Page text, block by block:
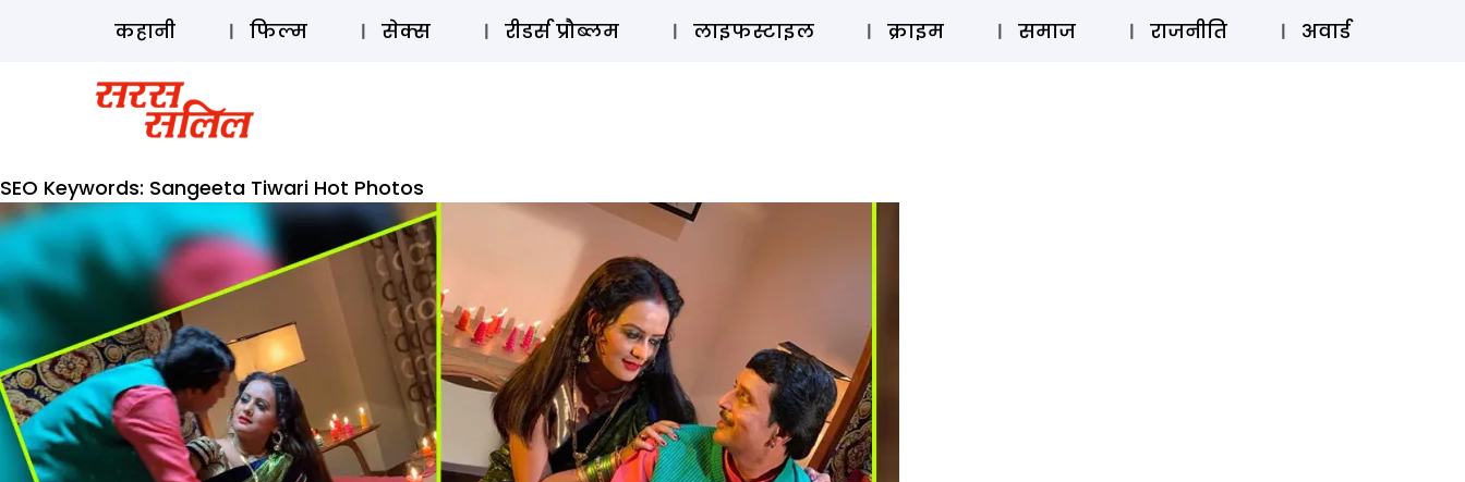
ऑडियो स्टोरी लॉग इन ⚲ SUBSCRIBE
कहानी फिल्म सेक्स रीडर्स प्रौब्लम लाइफस्टाइल क्राइम समाज राजनीति अवार्ड
SEO Keywords: Sangeeta Tiwari Hot Photos